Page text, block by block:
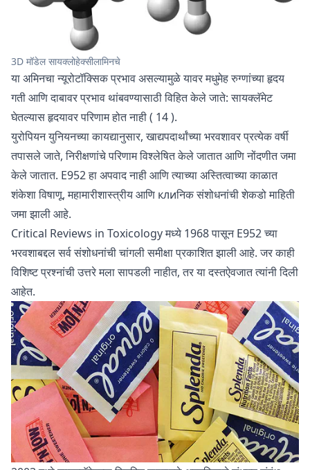
3D मॉडेल सायक्लोहेक्सीलामिनचे
या अमिनचा न्यूरोटॉक्सिक प्रभाव असल्यामुळे यावर मधुमेह रुग्णांच्या हृदय
गती आणि दाबावर प्रभाव थांबवण्यासाठी विहित केले जाते: सायक्लॅमेट
घेतल्यास हृदयावर परिणाम होत नाही ( 14).
युरोपियन युनियनच्या कायद्यानुसार, खाद्यपदार्थांच्या भरवशावर प्रत्येक वर्षी
तपासले जाते, निरीक्षणांचे परिणाम विश्लेषित केले जातात आणि नोंदणीत जमा
केले जातात. E952 हा अपवाद नाही आणि त्याच्या अस्तित्वाच्या काळात
शंकेशा विषाणू, महामारीशास्त्रीय आणि клиनिक संशोधनांची शेकडो माहिती
जमा झाली आहे.
Critical Reviews in Toxicologyमध्ये 1968 पासून E952 च्या
भरवशाबद्दल सर्व संशोधनांची चांगली समीक्षा प्रकाशित झाली आहे. जर काही
विशिष्ट प्रश्नांची उत्तरे मला सापडली नाहीत, तर या दस्तऐवजात त्यांनी दिली
आहेत.